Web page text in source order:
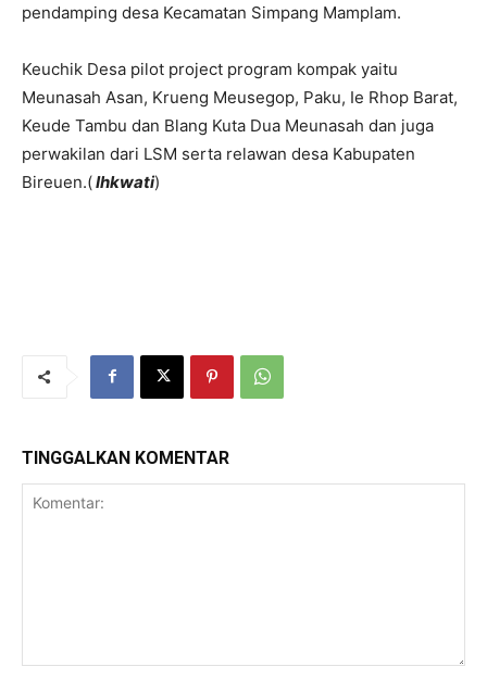
pendamping desa Kecamatan Simpang Mamplam.
Keuchik Desa pilot project program kompak yaitu
Meunasah Asan, Krueng Meusegop, Paku, Ie Rhop Barat,
Keude Tambu dan Blang Kuta Dua Meunasah dan juga
perwakilan dari LSM serta relawan desa Kabupaten
Bireuen.(Ihkwati)
TINGGALKAN KOMENTAR